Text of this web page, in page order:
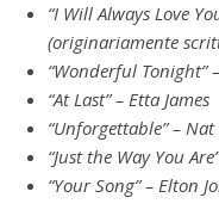
“I Will Always Love
(originariamente
“Wonderful Tonight”
“At Last” – Etta James
“Unforgettable” –
“Just the Way You
“Your Song” – Elton